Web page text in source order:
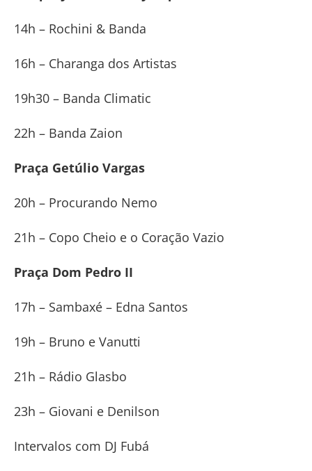
14h – Rochini & Banda
16h – Charanga dos Artistas
19h30 – Banda Climatic
22h – Banda Zaion
Praça Getúlio Vargas
20h – Procurando Nemo
21h – Copo Cheio e o Coração Vazio
Praça Dom Pedro II
17h – Sambaxé – Edna Santos
19h – Bruno e Vanutti
21h – Rádio Glasbo
23h – Giovani e Denilson
Intervalos com DJ Fubá